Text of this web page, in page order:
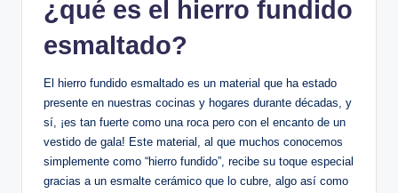
¿qué es ⁣el hierro fundido
esmaltado?
El hierro ​fundido esmaltado es un material ‌que ‍ha estado
presente en nuestras cocinas y hogares durante décadas, y
sí, ⁢¡es tan‌ fuerte como una‍ roca pero‌ con el ⁣encanto de un
vestido de gala! Este‍ material, al que muchos conocemos
simplemente ⁤como “hierro fundido”, recibe ⁢su toque especial
gracias​ a‌ un esmalte cerámico que lo cubre, algo⁣ así como